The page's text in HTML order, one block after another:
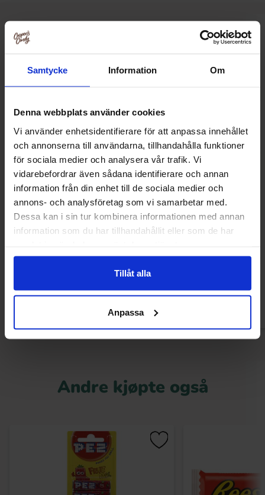
Samtycke Information Om
Denna webbplats använder cookies
Vi använder enhetsidentifierare för att anpassa innehållet
och annonserna till användarna, tillhandahålla funktioner
för sociala medier och analysera vår trafik. Vi
vidarebefordrar även sådana identifierare och annan
information från din enhet till de sociala medier och
annons- och analysföretag som vi samarbetar med.
Dessa kan i sin tur kombinera informationen med annan
information som du har tillhandahållit eller som de har
Tillåt alla
Anpassa
Relaterte produkter
-50%
Terrys Chocolate Orange Bar 90g
19.90 kr
Aero Bubbles
Andre kjøpte også